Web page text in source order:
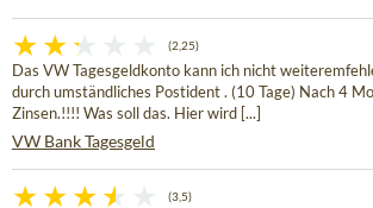
(2,25)
Das VW Tagesgeldkonto kann ich nicht
durch umständliches Postident . (10 Tage) Nach 4
Zinsen.!!!! Was soll das. Hier wird [...]
VW Bank Tagesgeld
(3,5)